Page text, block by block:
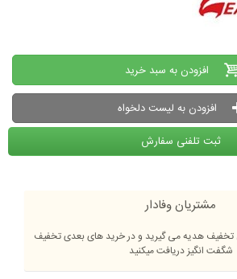
افزودن به سبد خرید
افزودن به لیست دلخواه
ثبت تلفنی سفارش
مشتریان وفادار
هدیه می گیرید و در خرید های بعدی تخفیف
شگفت انگیز دریافت میکنید